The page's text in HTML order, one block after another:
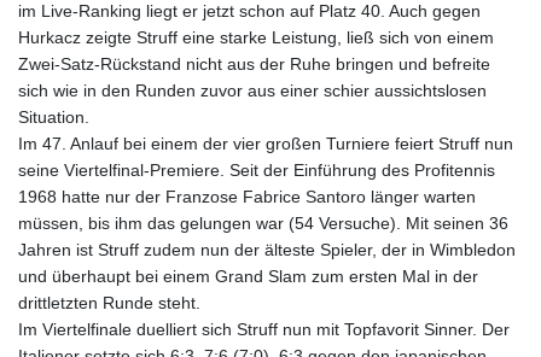
im Live-Ranking liegt er jetzt schon auf Platz 40. Auch gegen
Hurkacz zeigte Struff eine starke Leistung, ließ sich von einem
Zwei-Satz-Rückstand nicht aus der Ruhe bringen und befreite
sich wie in den Runden zuvor aus einer schier aussichtslosen
Situation.
Im 47. Anlauf bei einem der vier großen Turniere feiert Struff nun
seine Viertelfinal-Premiere. Seit der Einführung des Profitennis
1968 hatte nur der Franzose Fabrice Santoro länger warten
müssen, bis ihm das gelungen war (54 Versuche). Mit seinen 36
Jahren ist Struff zudem nun der älteste Spieler, der in Wimbledon
und überhaupt bei einem Grand Slam zum ersten Mal in der
drittletzten Runde steht.
Im Viertelfinale duelliert sich Struff nun mit Topfavorit Sinner. Der